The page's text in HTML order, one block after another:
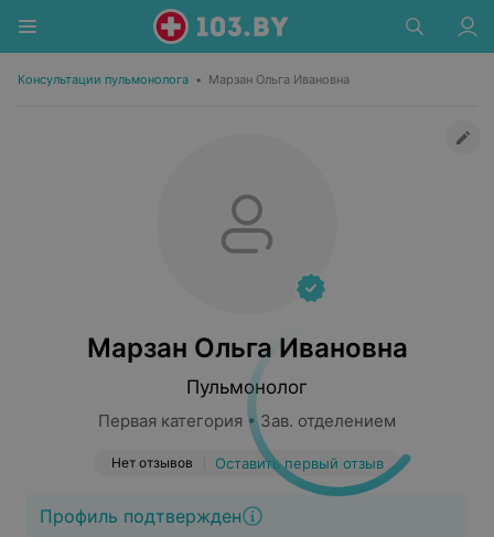
Консультации пульмонолога • Марзан Ольга Ивановна
Марзан Ольга Ивановна
Пульмонолог
Первая категория • Зав. отделением
Нет отзывов Оставить первый отзыв
Профиль подтвержден